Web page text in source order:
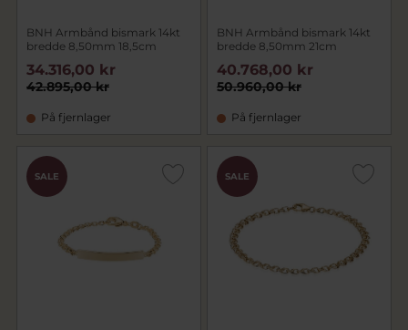
BNH Armbånd bismark 14kt
bredde 8,50mm 18,5cm
42.895,00 kr
34.316,00 kr
På fjernlager
BNH Armbånd bismark 14kt
bredde 8,50mm 21cm
50.960,00 kr
40.768,00 kr
På fjernlager
SALE SALE